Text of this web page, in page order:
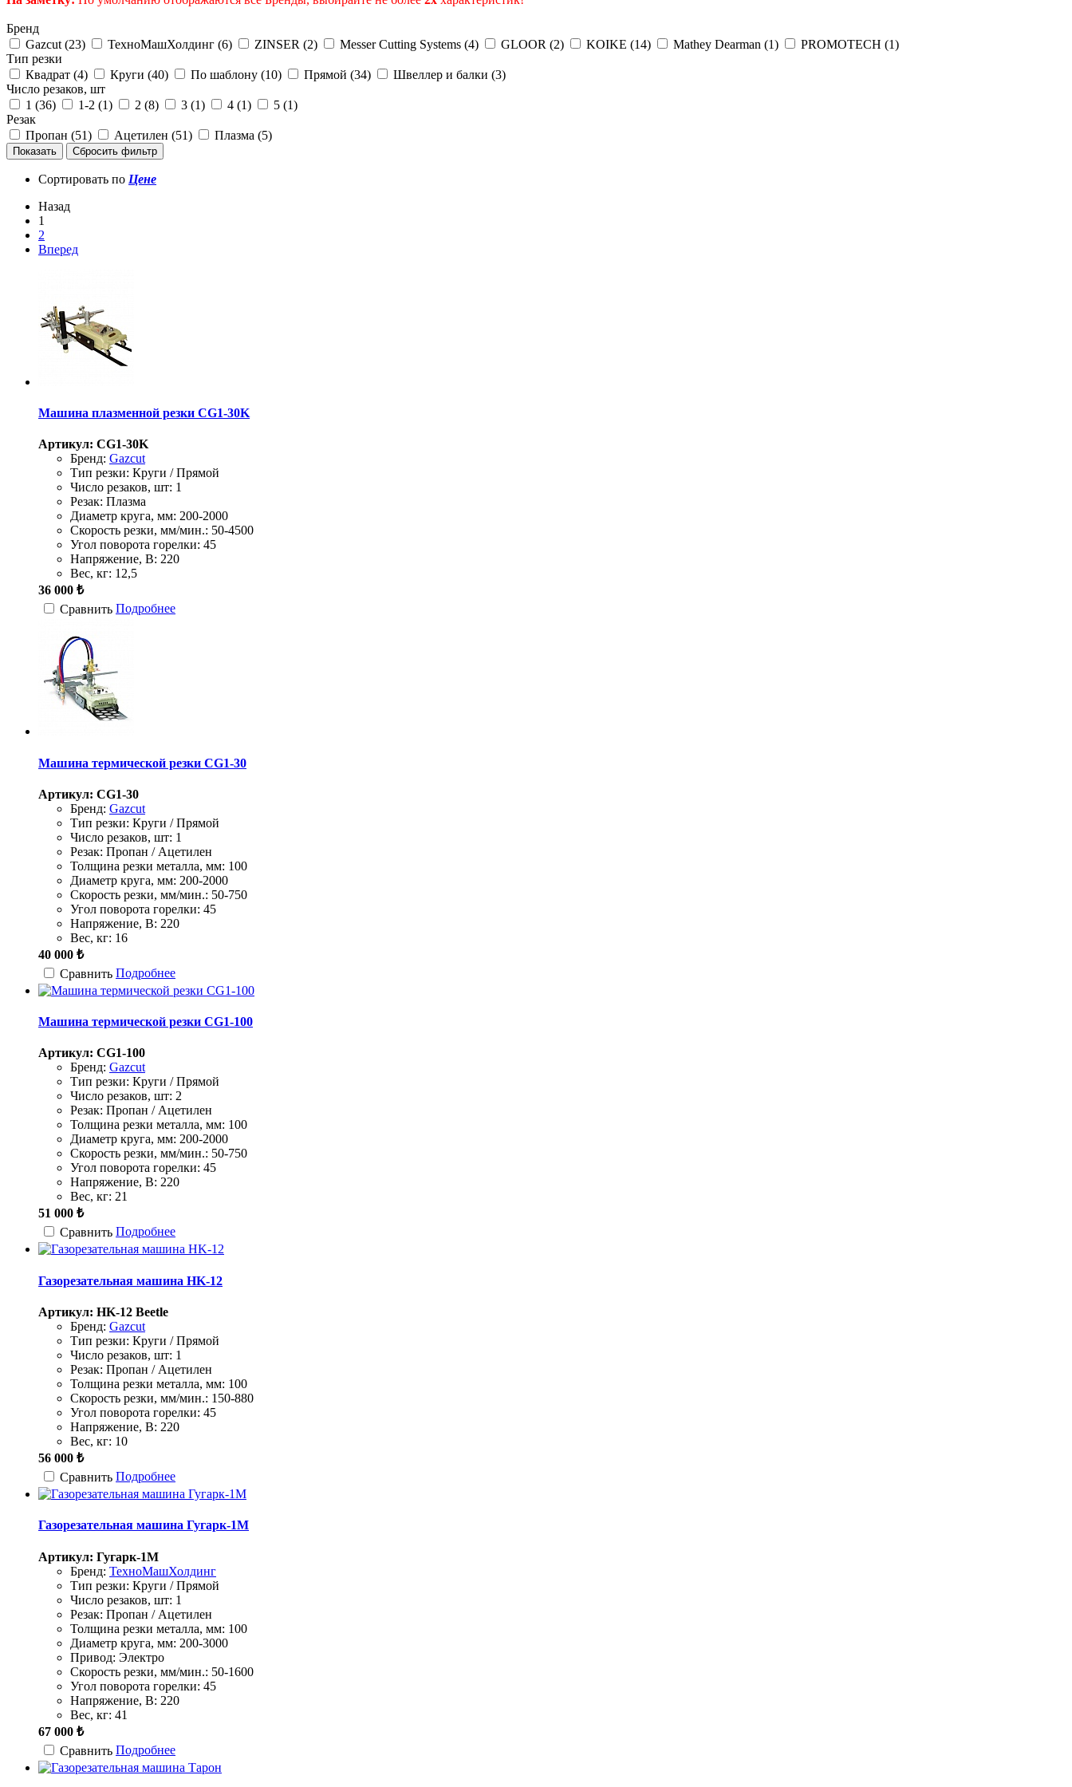
Бренд
Gazcut (23) ТехноМашХолдинг (6) ZINSER (2) Messer Cutting Systems (4) GLOOR (2) KOIKE (14) Mathey Dearman (1) PROMOTECH (1)
Тип резки
Квадрат (4) Круги (40) По шаблону (10) Прямой (34) Швеллер и балки (3)
Число резаков, шт
1 (36) 1-2 (1) 2 (8) 3 (1) 4 (1) 5 (1)
Резак
Пропан (51) Ацетилен (51) Плазма (5)
Сортировать по Цене
Назад
1
2
Вперед
Машина плазменной резки CG1-30K
Артикул: CG1-30K
Бренд: Gazcut
Тип резки: Круги / Прямой
Число резаков, шт: 1
Резак: Плазма
Диаметр круга, мм: 200-2000
Скорость резки, мм/мин.: 50-4500
Угол поворота горелки: 45
Напряжение, В: 220
Вес, кг: 12,5
36 000 ₺
Сравнить Подробнее
Машина термической резки CG1-30
Артикул: CG1-30
Бренд: Gazcut
Тип резки: Круги / Прямой
Число резаков, шт: 1
Резак: Пропан / Ацетилен
Толщина резки металла, мм: 100
Диаметр круга, мм: 200-2000
Скорость резки, мм/мин.: 50-750
Угол поворота горелки: 45
Напряжение, В: 220
Вес, кг: 16
40 000 ₺
Сравнить Подробнее
Машина термической резки CG1-100
Артикул: CG1-100
Бренд: Gazcut
Тип резки: Круги / Прямой
Число резаков, шт: 2
Резак: Пропан / Ацетилен
Толщина резки металла, мм: 100
Диаметр круга, мм: 200-2000
Скорость резки, мм/мин.: 50-750
Угол поворота горелки: 45
Напряжение, В: 220
Вес, кг: 21
51 000 ₺
Сравнить Подробнее
Газорезательная машина HK-12
Артикул: HK-12 Beetle
Бренд: Gazcut
Тип резки: Круги / Прямой
Число резаков, шт: 1
Резак: Пропан / Ацетилен
Толщина резки металла, мм: 100
Скорость резки, мм/мин.: 150-880
Угол поворота горелки: 45
Напряжение, В: 220
Вес, кг: 10
56 000 ₺
Сравнить Подробнее
Газорезательная машина Гугарк-1М
Артикул: Гугарк-1М
Бренд: ТехноМашХолдинг
Тип резки: Круги / Прямой
Число резаков, шт: 1
Резак: Пропан / Ацетилен
Толщина резки металла, мм: 100
Диаметр круга, мм: 200-3000
Привод: Электро
Скорость резки, мм/мин.: 50-1600
Угол поворота горелки: 45
Напряжение, В: 220
Вес, кг: 41
67 000 ₺
Сравнить Подробнее